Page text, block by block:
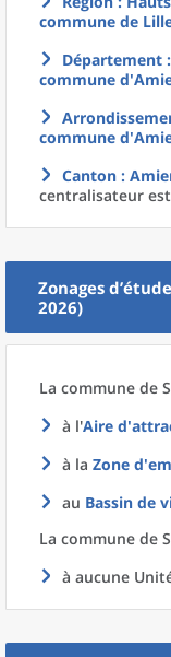
commune de
Département
commune d'
commune d'
Canton :
centralisateur est
Zonages
2026)
La commune de
à l'Aire
à la Zone
au Bassin de
La commune de
à aucune